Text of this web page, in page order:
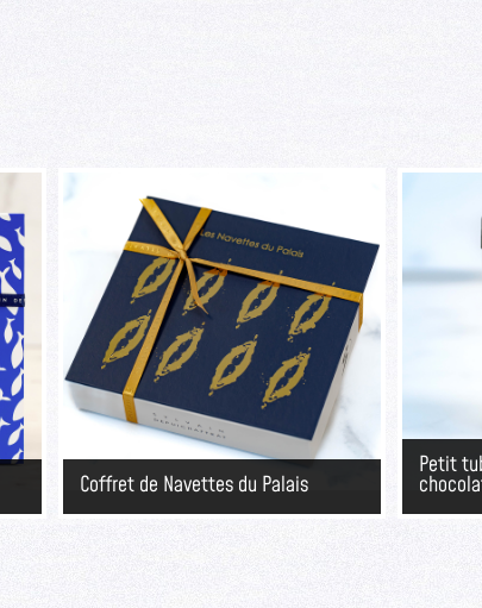
Coffret de Navettes du Palais
Petit